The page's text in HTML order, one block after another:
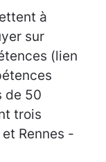
à
sur
(lien
de 50
trois
Rennes -